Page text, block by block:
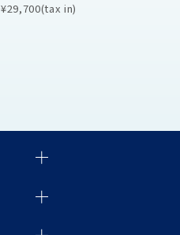
¥29,700(tax in)